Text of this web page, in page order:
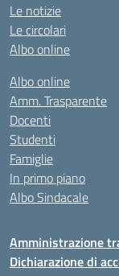
Le notizie
Le circolari
Albo online
Albo online
Amm. Trasparente
Docenti
Studenti
Famiglie
In primo piano
Albo Sindacale
Amministrazione
Dichiarazione di